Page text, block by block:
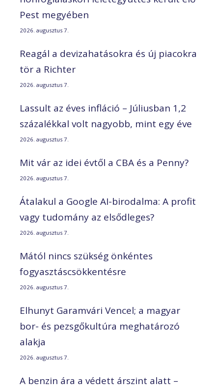
Pest megyében
2026. augusztus 7.
Reagál a devizahatásokra és új piacokra
tör a Richter
2026. augusztus 7.
Lassult az éves infláció – Júliusban 1,2
százalékkal volt nagyobb, mint egy éve
2026. augusztus 7.
Mit vár az idei évtől a CBA és a Penny?
2026. augusztus 7.
Átalakul a Google AI-birodalma: A profit
vagy tudomány az elsődleges?
2026. augusztus 7.
Mától nincs szükség önkéntes
fogyasztáscsökkentésre
2026. augusztus 7.
Elhunyt Garamvári Vencel; a magyar
bor- és pezsgőkultúra meghatározó
alakja
2026. augusztus 7.
A benzin ára a védett árszint alatt –